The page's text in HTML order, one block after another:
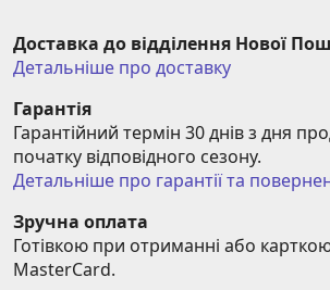
Доставка до відділення Нової
Детальніше про доставку
Гарантія
Гарантійний термін 30 днів з дня
початку відповідного сезону.
Детальніше про гарантії та
Зручна оплата
Готівкою при отриманні або
MasterCard.